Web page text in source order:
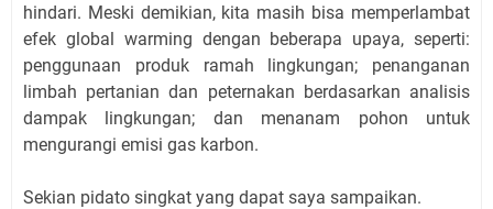
hindari. Meski demikian, kita masih bisa memperlambat
efek global warming dengan beberapa upaya, seperti:
penggunaan produk ramah lingkungan; penanganan
limbah pertanian dan peternakan berdasarkan analisis
dampak lingkungan; dan menanam pohon untuk
mengurangi emisi gas karbon.
Sekian pidato singkat yang dapat saya sampaikan.